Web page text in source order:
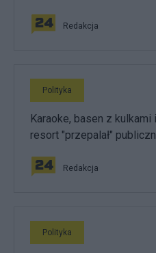
Redakcja
Polityka
Karaoke, basen z kulkami
resort "przepalał"
Redakcja
Polityka